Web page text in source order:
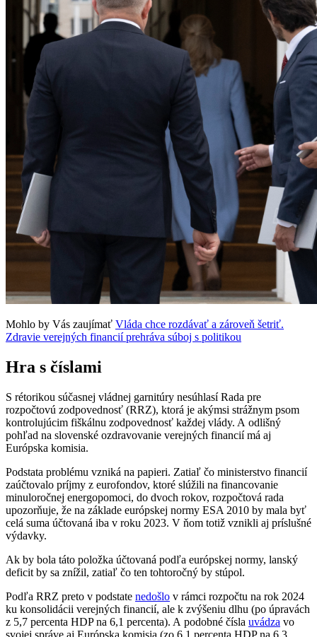
Mohlo by Vás zaujímať Vláda chce rozdávať a zároveň šetriť.
Zdravie verejných financií prehráva súboj s politikou
Hra s číslami
S rétorikou súčasnej vládnej garnitúry nesúhlasí Rada pre
rozpočtovú zodpovednosť (RRZ), ktorá je akýmsi strážnym psom
kontrolujúcim fiškálnu zodpovednosť každej vlády. A odlišný
pohľad na slovenské ozdravovanie verejných financií má aj
Európska komisia.
Podstata problému vzniká na papieri. Zatiaľ čo ministerstvo financií
zaúčtovalo príjmy z eurofondov, ktoré slúžili na financovanie
minuloročnej energopomoci, do dvoch rokov, rozpočtová rada
upozorňuje, že na základe európskej normy ESA 2010 by mala byť
celá suma účtovaná iba v roku 2023. V ňom totiž vznikli aj príslušné
výdavky.
Ak by bola táto položka účtovaná podľa európskej normy, lanský
deficit by sa znížil, zatiaľ čo ten tohtoročný by stúpol.
Podľa RRZ preto v podstate nedošlo v rámci rozpočtu na rok 2024
ku konsolidácii verejných financií, ale k zvýšeniu dlhu (po úpravách
z 5,7 percenta HDP na 6,1 percenta). A podobné čísla uvádza vo
svojej správe aj Európska komisia (zo 6,1 percenta HDP na 6,3